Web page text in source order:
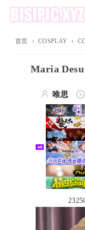
首页 › COSPLAY ›
Maria Desu
 唯思 